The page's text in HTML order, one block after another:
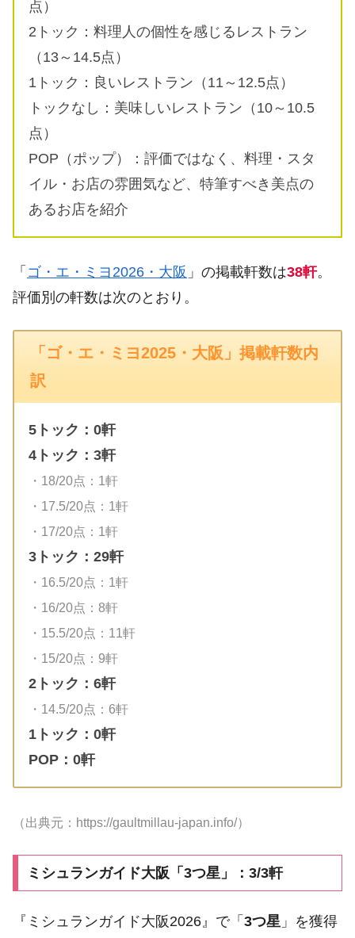
点）
2トック：料理人の個性を感じるレストラン
（13～14.5点）
1トック：良いレストラン（11～12.5点）
トックなし：美味しいレストラン（10～10.5
点）
POP（ポップ）：評価ではなく、料理・スタ
イル・お店の雰囲気など、特筆すべき美点の
あるお店を紹介
「 ゴ・エ・ミヨ2026・大阪 」の掲載軒数は38軒。
評価別の軒数は次のとおり。
「ゴ・エ・ミヨ2025・大阪」掲載軒数内
訳
5トック：0軒
4トック：3軒
・18/20点：1軒
・17.5/20点：1軒
・17/20点：1軒
3トック：29軒
・16.5/20点：1軒
・16/20点：8軒
・15.5/20点：11軒
・15/20点：9軒
2トック：6軒
・14.5/20点：6軒
1トック：0軒
POP：0軒
（出典元：https://gaultmillau-japan.info/）
ミシュランガイド大阪「3つ星」：3/3軒
『ミシュランガイド大阪2026』で「 3つ星 」を獲得